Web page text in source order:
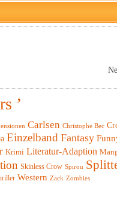
’
Carlsen Christophe Bec
Einzelband Fantasy
Krimi Literatur-Adaption
Skinless Crow Spirou
Western Zack Zombies